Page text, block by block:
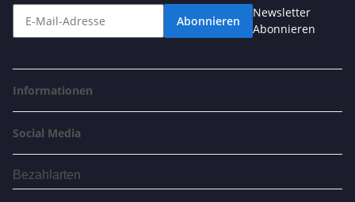
Abonnieren
Newsletter
Abonnieren
Informationen
Social Media
Bezahlarten